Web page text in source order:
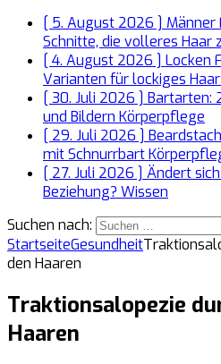
[ 5. August 2026 ] Männer
Schnitte, die volleres Haar
[ 4. August 2026 ] Locken
Varianten für lockiges Haar
[ 30. Juli 2026 ] Bartarten:
und Bildern Körperpflege
[ 29. Juli 2026 ]
mit Schnurrbart
[ 27. Juli 2026 ] Ändert
Beziehung? Wissen
Suchen nach:
StartseiteGesundheit
den Haaren
Traktionsalopezie
Haaren